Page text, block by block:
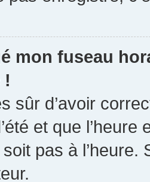
mon fuseau
!
sûr d’avoir
et que
pas à l’heure.